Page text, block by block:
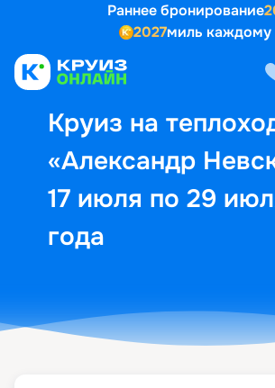
Раннее бронирование
2027миль каждому
Круиз на
«Александр
17 июля по 29
года
Выбор кают